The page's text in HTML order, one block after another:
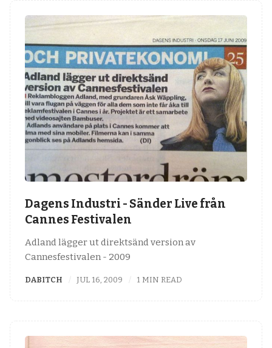
Dagens Industri - Sänder Live från
Cannes Festivalen
Adland lägger ut direktsänd version av
Cannesfestivalen - 2009
DABITCH JUL 16, 2009 1 MIN READ